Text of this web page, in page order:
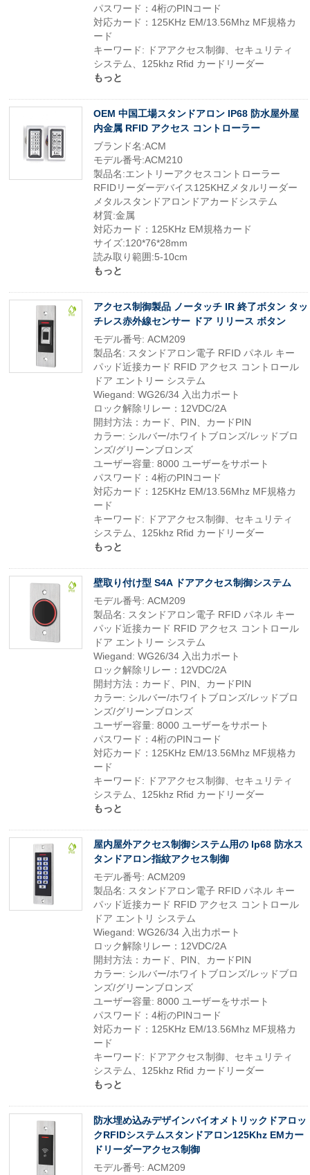
パスワード：4桁のPINコード
対応カード：125KHz EM/13.56Mhz MF規格カ
ード
キーワード: ドアアクセス制御、セキュリティ
システム、125khz Rfid カードリーダー
もっと
OEM 中国工場スタンドアロン IP68 防水屋外屋
内金属 RFID アクセス コントローラー
ブランド名:ACM
モデル番号:ACM210
製品名:エントリーアクセスコントローラー
RFIDリーダーデバイス125KHZメタルリーダー
メタルスタンドアロンドアカードシステム
材質:金属
対応カード：125KHz EM規格カード
サイズ:120*76*28mm
読み取り範囲:5-10cm
もっと
アクセス制御製品 ノータッチ IR 終了ボタン タッ
チレス赤外線センサー ドア リリース ボタン
モデル番号: ACM209
製品名: スタンドアロン電子 RFID パネル キー
パッド近接カード RFID アクセス コントロール
ドア エントリー システム
Wiegand: WG26/34 入出力ポート
ロック解除リレー：12VDC/2A
開封方法：カード、PIN、カードPIN
カラー: シルバー/ホワイトブロンズ/レッドブロ
ンズ/グリーンブロンズ
ユーザー容量: 8000 ユーザーをサポート
パスワード：4桁のPINコード
対応カード：125KHz EM/13.56Mhz MF規格カ
ード
キーワード: ドアアクセス制御、セキュリティ
システム、125khz Rfid カードリーダー
もっと
壁取り付け型 S4A ドアアクセス制御システム
モデル番号: ACM209
製品名: スタンドアロン電子 RFID パネル キー
パッド近接カード RFID アクセス コントロール
ドア エントリー システム
Wiegand: WG26/34 入出力ポート
ロック解除リレー：12VDC/2A
開封方法：カード、PIN、カードPIN
カラー: シルバー/ホワイトブロンズ/レッドブロ
ンズ/グリーンブロンズ
ユーザー容量: 8000 ユーザーをサポート
パスワード：4桁のPINコード
対応カード：125KHz EM/13.56Mhz MF規格カ
ード
キーワード: ドアアクセス制御、セキュリティ
システム、125khz Rfid カードリーダー
もっと
屋内屋外アクセス制御システム用の Ip68 防水ス
タンドアロン指紋アクセス制御
モデル番号: ACM209
製品名: スタンドアロン電子 RFID パネル キー
パッド近接カード RFID アクセス コントロール
ドア エントリ システム
Wiegand: WG26/34 入出力ポート
ロック解除リレー：12VDC/2A
開封方法：カード、PIN、カードPIN
カラー: シルバー/ホワイトブロンズ/レッドブロ
ンズ/グリーンブロンズ
ユーザー容量: 8000 ユーザーをサポート
パスワード：4桁のPINコード
対応カード：125KHz EM/13.56Mhz MF規格カ
ード
キーワード: ドアアクセス制御、セキュリティ
システム、125khz Rfid カードリーダー
もっと
防水埋め込みデザインバイオメトリックドアロッ
クRFIDシステムスタンドアロン125Khz EMカー
ドリーダーアクセス制御
モデル番号: ACM209